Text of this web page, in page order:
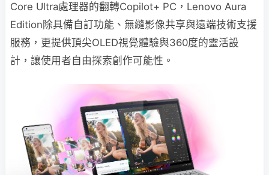
Core Ultra處理器的翻轉Copilot+ PC，Lenovo Aura
Edition除具備自訂功能、無縫影像共享與遠端技術支援
服務，更提供頂尖OLED視覺體驗與360度的靈活設
計，讓使用者自由探索創作可能性。